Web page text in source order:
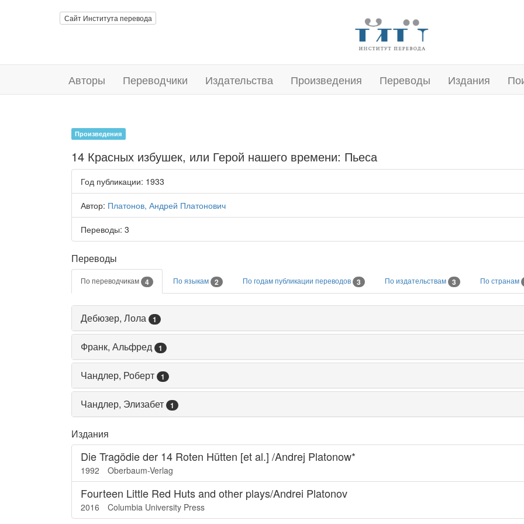
Сайт Института перевода
Авторы Переводчики Издательства Произведения Переводы Издания
Произведения
14 Красных избушек, или Герой нашего времени: Пьеса
Год публикации: 1933
Автор: Платонов, Андрей Платонович
Переводы: 3
Переводы
По переводчикам 4 По языкам 2 По годам публикации переводов 3 По издательствам 3 По странам
Дебюзер, Лола 1
Франк, Альфред 1
Чандлер, Роберт 1
Чандлер, Элизабет 1
Издания
Die Tragödie der 14 Roten Hütten [et al.] /Andrej Platonow*
1992 Oberbaum-Verlag
Fourteen Little Red Huts and other plays/Andrei Platonov
2016 Columbia University Press